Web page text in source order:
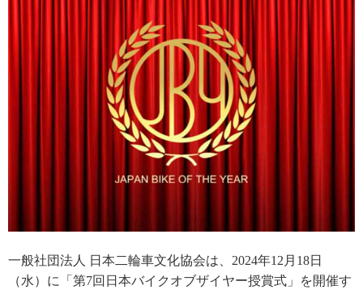
一般社団法人 日本二輪車文化協会は、2024年12月18日
（水）に「第7回日本バイクオブザイヤー授賞式」を開催す